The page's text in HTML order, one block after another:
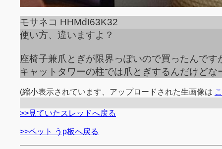
モサネコ HHMdI63K32
使い方、違いますよ？
座椅子兼爪とぎが限界っぽいので買ったんで
キャットタワーの柱では爪とぎするんだけどな
(縮小表示されています、アップロードされた生画像は
>>見ていたスレッドへ戻る
>>ペット うp板へ戻る